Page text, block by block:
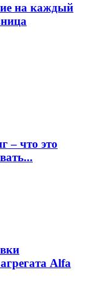
на каждый
– что это
Alfa